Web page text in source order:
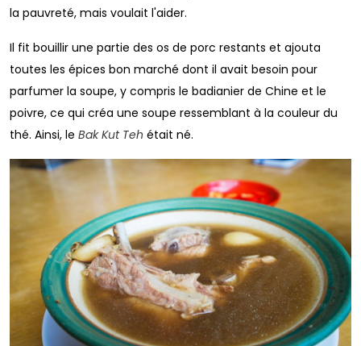
la pauvreté, mais voulait l'aider.
Il fit bouillir une partie des os de porc restants et ajouta
toutes les épices bon marché dont il avait besoin pour
parfumer la soupe, y compris le badianier de Chine et le
poivre, ce qui créa une soupe ressemblant à la couleur du
thé. Ainsi, le Bak Kut Teh était né.